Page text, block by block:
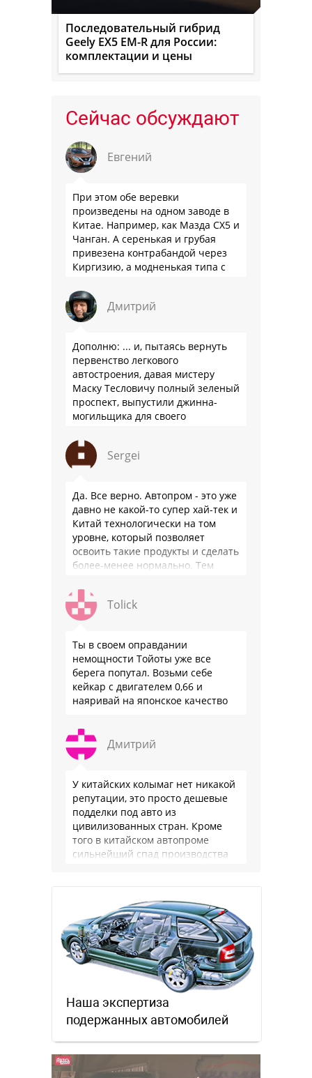
Последовательный гибрид
Geely EX5 EM-R для России:
комплектации и цены
Сейчас обсуждают
Евгений
При этом обе веревки
произведены на одном заводе в
Китае. Например, как Мазда СХ5 и
Чанган. А серенькая и грубая
привезена контрабандой через
Киргизию, а модненькая типа с
Дмитрий
Дополню: ... и, пытаясь вернуть
первенство легкового
автостроения, давая мистеру
Маску Тесловичу полный зеленый
проспект, выпустили джинна-
могильщика для своего
Sergei
Да. Все верно. Автопром - это уже
давно не какой-то супер хай-тек и
Китай технологически на том
уровне, который позволяет
освоить такие продукты и сделать
более-менее нормально. Тем
Tolick
Ты в своем оправдании
немощности Тойоты уже все
берега попутал. Возьми себе
кейкар с двигателем 0,66 и
наяривай на японское качество
Дмитрий
У китайских колымаг нет никакой
репутации, это просто дешевые
подделки под авто из
цивилизованных стран. Кроме
того в китайском автопроме
сильнейший спад производства
Наша экспертиза
подержанных автомобилей